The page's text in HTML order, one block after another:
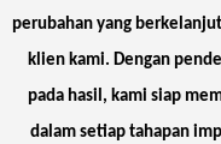
perubahan yang
klien kami. Dengan
pada hasil, kami siap
dalam setiap tahapan